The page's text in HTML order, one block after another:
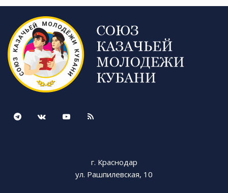
г. Краснодар
ул. Рашпилевская, 10